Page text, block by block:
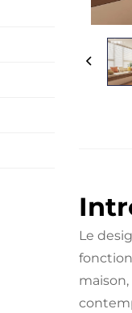
Le